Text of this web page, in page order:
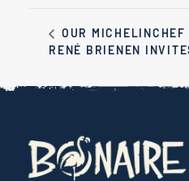
OUR MICHELINCHEF
RENÉ BRIENEN